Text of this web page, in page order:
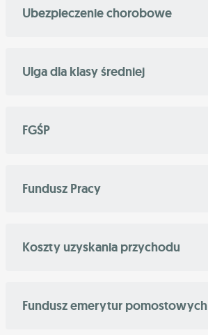
Ubezpieczenie chorobowe
Ulga dla klasy średniej
FGŚP
Fundusz Pracy
Koszty uzyskania przychodu
Fundusz emerytur pomostowych